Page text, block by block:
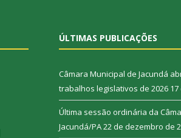
ÚLTIMAS PUBLICAÇÕES
Câmara Municipal de Jacundá
trabalhos legislativos de 2026
Última sessão ordinária da
Jacundá/PA22 de dezembro de